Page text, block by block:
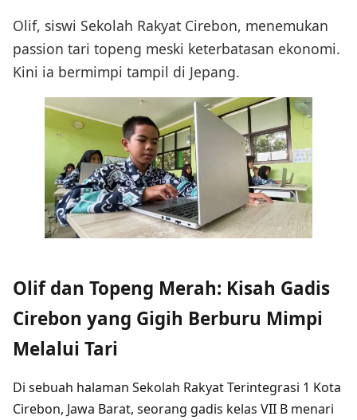
Olif, siswi Sekolah Rakyat Cirebon, menemukan
passion tari topeng meski keterbatasan ekonomi.
Kini ia bermimpi tampil di Jepang.
Olif dan Topeng Merah: Kisah Gadis
Cirebon yang Gigih Berburu Mimpi
Melalui Tari
Di sebuah halaman Sekolah Rakyat Terintegrasi 1 Kota
Cirebon, Jawa Barat, seorang gadis kelas VII B menari